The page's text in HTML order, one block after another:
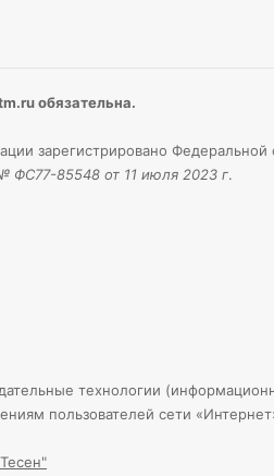
обязательна.
зарегистрировано
ФС77-85548 от 11 июля 2023 г.
технологии
пользователей сети